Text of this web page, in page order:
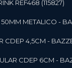
REF468 (115827)
50MM METALICO -
CDEP 4,5CM -
CDEP 6CM -